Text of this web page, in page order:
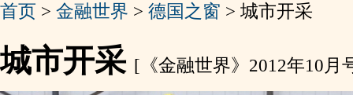
首页 > 金融世界 > 德国之窗 > 城市开采
城市开采 [《金融世界》2012年10月